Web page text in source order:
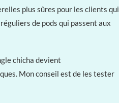
plus sûres pour les clients qui
de pods qui passent aux
chicha devient
Mon conseil est de les tester